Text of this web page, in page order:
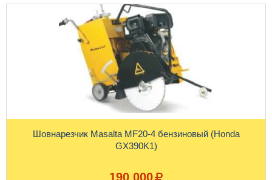
Шовнарезчик Masalta MF20-4 бензиновый (Honda
GX390K1)
190 000